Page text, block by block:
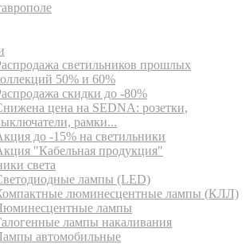
светильников прошлых
50% и 60%
скидки до -80%
цена на SEDNA: розетки,
рамки...
до -15% на светильники
"Кабельная продукция"
света
лампы (LED)
люминесцентные лампы (КЛЛ)
лампы
лампы накаливания
автомобильные